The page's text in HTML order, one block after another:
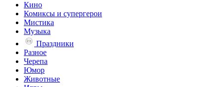
Кино
Комиксы и супергерои
Мистика
Музыка
Праздники
Разное
Черепа
Юмор
Животные